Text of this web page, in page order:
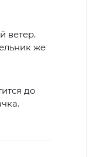
ветер.
же
до